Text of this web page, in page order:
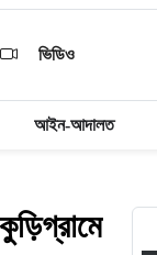
ভিডিও
আইন-আদালত